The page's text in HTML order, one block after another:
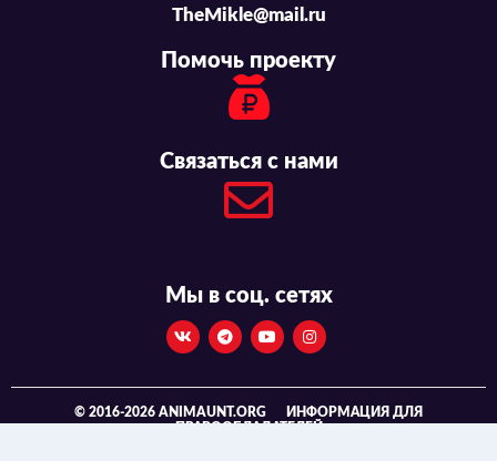
TheMikle@mail.ru
Помочь проекту
Связаться с нами
Мы в соц. сетях
© 2016-2026 ANIMAUNT.ORG
ИНФОРМАЦИЯ ДЛЯ
ПРАВООБЛАДАТЕЛЕЙ